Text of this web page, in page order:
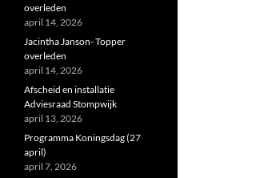
overleden
april 14, 2026
Jacintha Janson- Topper
overleden
april 14, 2026
Afscheid en installatie
Adviesraad Stompwijk
april 13, 2026
Programma Koningsdag (27
april)
april 7, 2026